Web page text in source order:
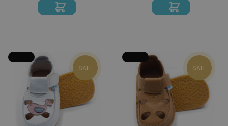
SALE SALE